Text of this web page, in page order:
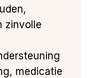
zinvolle
medicatie